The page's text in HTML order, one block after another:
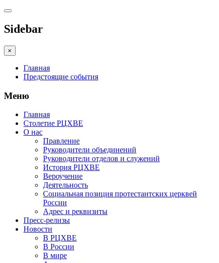
Sidebar
×
Главная
Предстоящие события
Меню
Главная
Столетие РЦХВЕ
О нас
Правление
Руководители объединений
Руководители отделов и служений
История РЦХВЕ
Вероучение
Деятельность
Социальная позиция протестантских церквей
России
Адрес и реквизиты
Пресс-релизы
Новости
В РЦХВЕ
В России
В мире